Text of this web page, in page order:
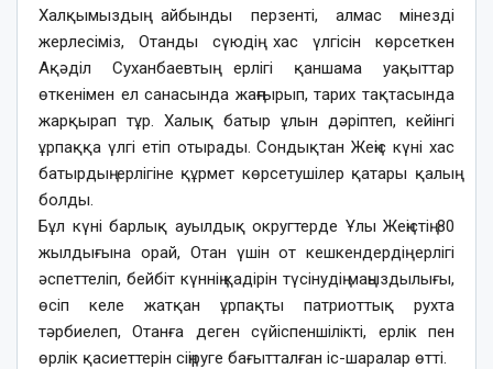
Халқымыздың айбынды перзенті, алмас мінезді
жерлесіміз, Отанды сүюдің хас үлгісін көрсеткен
Ақәділ Суханбаевтың ерлігі қаншама уақыттар
өткенімен ел санасында жаңғырып, тарих тақтасында
жарқырап тұр. Халық батыр ұлын дәріптеп, кейінгі
ұрпаққа үлгі етіп отырады. Сондықтан Жеңіс күні хас
батырдың ерлігіне құрмет көрсетушілер қатары қалың
болды.
Бұл күні барлық ауылдық округтерде Ұлы Жеңістің 80
жылдығына орай, Отан үшін от кешкендердің ерлігі
әспеттеліп, бейбіт күннің қадірін түсінудің маңыздылығы,
өсіп келе жатқан ұрпақты патриоттық рухта
тәрбиелеп, Отанға деген сүйіспеншілікті, ерлік пен
өрлік қасиеттерін сіңіруге бағытталған іс-шаралар өтті.